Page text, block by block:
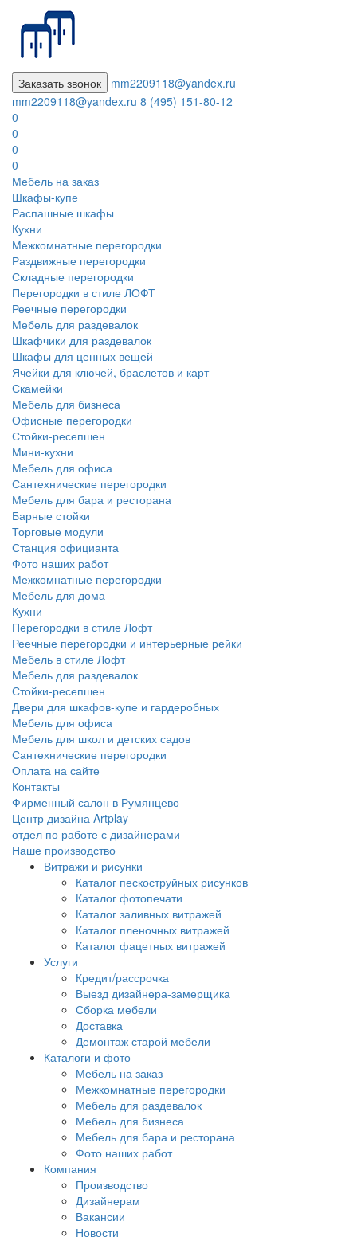
Заказать звонок
mm2209118@yandex.ru
mm2209118@yandex.ru 8 (495) 151-80-12
0
0
0
0
Мебель на заказ
Шкафы-купе
Распашные шкафы
Кухни
Межкомнатные перегородки
Раздвижные перегородки
Складные перегородки
Перегородки в стиле ЛОФТ
Реечные перегородки
Мебель для раздевалок
Шкафчики для раздевалок
Шкафы для ценных вещей
Ячейки для ключей, браслетов и карт
Скамейки
Мебель для бизнеса
Офисные перегородки
Стойки-ресепшен
Мини-кухни
Мебель для офиса
Сантехнические перегородки
Мебель для бара и ресторана
Барные стойки
Торговые модули
Станция официанта
Фото наших работ
Межкомнатные перегородки
Мебель для дома
Кухни
Перегородки в стиле Лофт
Реечные перегородки и интерьерные рейки
Мебель в стиле Лофт
Мебель для раздевалок
Стойки-ресепшен
Двери для шкафов-купе и гардеробных
Мебель для офиса
Мебель для школ и детских садов
Сантехнические перегородки
Оплата на сайте
Контакты
Фирменный салон в Румянцево
Центр дизайна Artplay
отдел по работе с дизайнерами
Наше производство
Витражи и рисунки
Каталог пескоструйных рисунков
Каталог фотопечати
Каталог заливных витражей
Каталог пленочных витражей
Каталог фацетных витражей
Услуги
Кредит/рассрочка
Выезд дизайнера-замерщика
Сборка мебели
Доставка
Демонтаж старой мебели
Каталоги и фото
Мебель на заказ
Межкомнатные перегородки
Мебель для раздевалок
Мебель для бизнеса
Мебель для бара и ресторана
Фото наших работ
Компания
Производство
Дизайнерам
Вакансии
Новости